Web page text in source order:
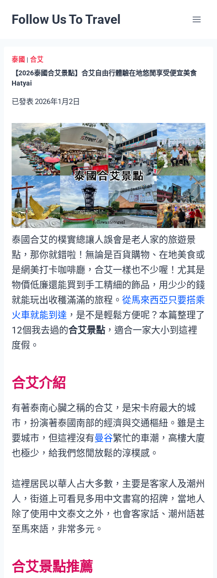
Follow Us To Travel
泰國 |合艾
【2026泰國合艾景點】合艾自由行體驗在地悠閒享受便宜美食
Hatyai
已發表2026年1月2日
泰國合艾的樸實總讓人誤會是老人家的旅遊景
點，那你就錯啦！無論是百貨購物、在地美食或
是網美打卡咖啡廳，合艾一樣也不少喔！尤其是
物價低廉還能買到手工精細的飾品，用少少的錢
就能玩出收穫滿滿的旅程。 從馬來西亞只要搭乘
火車就能到達 ，是不是輕鬆方便呢？本篇整理了
12個我去過的合艾景點 ，適合一家大小到這裡
度假。
合艾介紹
有著泰南心臟之稱的合艾，是宋卡府最大的城
市，扮演著泰國南部的經濟與交通樞紐。雖是主
要城市，但這裡沒有曼谷繁忙的車潮，高樓大廈
也極少，給我們悠閒放鬆的淳樸感。
這裡居民以華人占大多數，主要是客家人及潮州
人，街道上可看見多用中文書寫的招牌，當地人
除了使用中文泰文之外，也會客家話、潮州語甚
至馬來語，非常多元。
合艾景點推薦